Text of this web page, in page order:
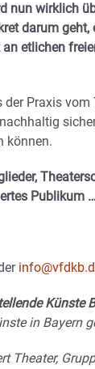
nun wirklich
darum
etlichen
Praxis
können.
Publikum
Künste
in Bayern
Theater,